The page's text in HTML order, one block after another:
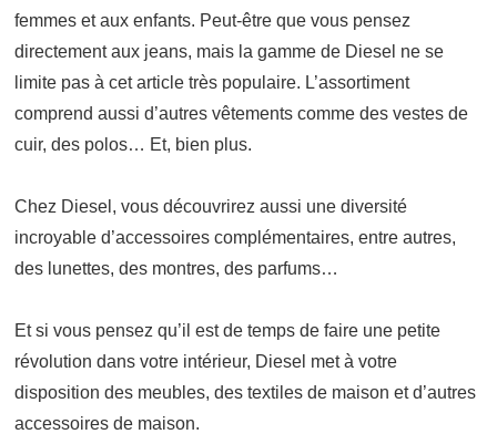
femmes et aux enfants. Peut-être que vous pensez
directement aux jeans, mais la gamme de Diesel ne se
limite pas à cet article très populaire. L’assortiment
comprend aussi d’autres vêtements comme des vestes de
cuir, des polos… Et, bien plus.
Chez Diesel, vous découvrirez aussi une diversité
incroyable d’accessoires complémentaires, entre autres,
des lunettes, des montres, des parfums…
Et si vous pensez qu’il est de temps de faire une petite
révolution dans votre intérieur, Diesel met à votre
disposition des meubles, des textiles de maison et d’autres
accessoires de maison.